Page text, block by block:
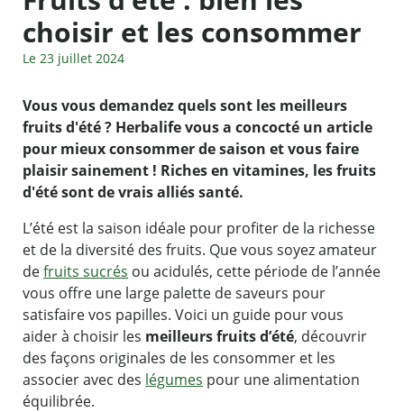
choisir et les consommer
Le 23 juillet 2024
Vous vous demandez quels sont les meilleurs
fruits d'été ? Herbalife vous a concocté un article
pour mieux consommer de saison et vous faire
plaisir sainement ! Riches en vitamines, les fruits
d'été sont de vrais alliés santé.
L’été est la saison idéale pour profiter de la richesse
et de la diversité des fruits. Que vous soyez amateur
defruits sucrés ou acidulés, cette période de l’année
vous offre une large palette de saveurs pour
satisfaire vos papilles. Voici un guide pour vous
aider à choisir les meilleurs fruits d’été, découvrir
des façons originales de les consommer et les
associer avec des légumes pour une alimentation
équilibrée.